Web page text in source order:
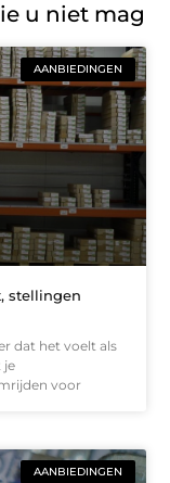
u niet mag
AANBIEDINGEN
stellingen
dat het voelt als
je
voor
AANBIEDINGEN